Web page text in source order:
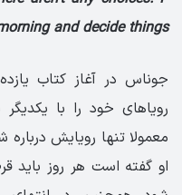
and decide things!”
جوناس در آغاز کتاب
رویاهای خود را با
معمولا تنها رویایش
او گفته است هر روز باید